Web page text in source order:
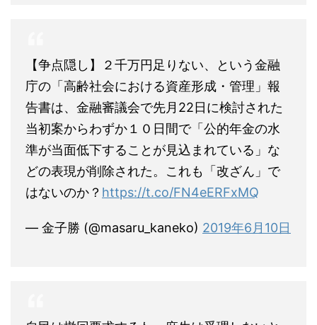
【争点隠し】２千万円足りない、という金融
庁の「高齢社会における資産形成・管理」報
告書は、金融審議会で先月22日に検討された
当初案からわずか１０日間で「公的年金の水
準が当面低下することが見込まれている」な
どの表現が削除された。これも「改ざん」で
はないのか？ https://t.co/FN4eERFxMQ
— 金子勝 (@masaru_kaneko) 2019年6月10日